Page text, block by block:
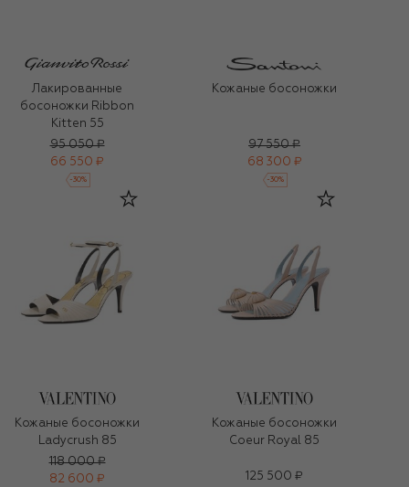
Лакированные
босоножки Ribbon
Kitten 55
95 050 ₽
66 550 ₽
-30%
Кожаные босоножки
97 550 ₽
68 300 ₽
-30%
Кожаные босоножки
Ladycrush 85
118 000 ₽
82 600 ₽
Кожаные босоножки
Coeur Royal 85
125 500 ₽